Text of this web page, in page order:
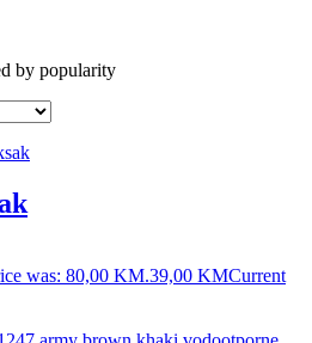
by popularity
was: 80,00 KM.39,00 KMCurrent